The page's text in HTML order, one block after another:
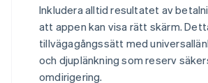
Inkludera alltid resultatet av
att appen kan visa rätt skärm.
tillvägagångssätt med
och djuplänkning som reserv
omdirigering.